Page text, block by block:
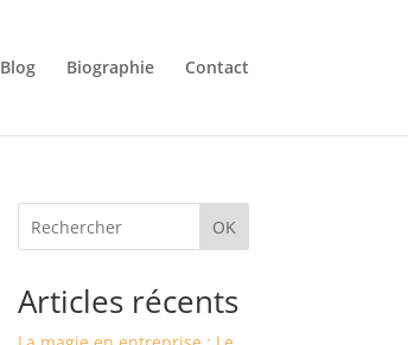
Blog Biographie Contact
OK
Articles récents